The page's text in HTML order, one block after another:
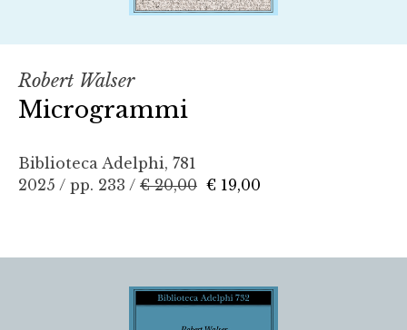
Robert Walser
Microgrammi
Biblioteca Adelphi, 781
2025 / pp. 233 / € 20,00 € 19,00